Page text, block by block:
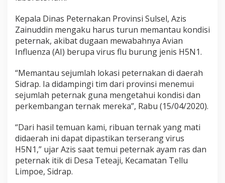
B
e
t
M
r
s
T
u
u
T
a
n
Kepala Dinas Peternakan Provinsi Sulsel, Azis
Zainuddin mengaku harus turun memantau kondisi
peternak, akibat dugaan mewabahnya Avian
Influenza (AI) berupa virus flu burung jenis H5N1.
“Memantau sejumlah lokasi peternakan di daerah
Sidrap. Ia didampingi tim dari provinsi menemui
sejumlah peternak guna mengetahui kondisi dan
perkembangan ternak mereka”, Rabu (15/04/2020).
“Dari hasil temuan kami, ribuan ternak yang mati
didaerah ini dapat dipastikan terserang virus
H5N1,” ujar Azis saat temui peternak ayam ras dan
peternak itik di Desa Teteaji, Kecamatan Tellu
Limpoe, Sidrap.